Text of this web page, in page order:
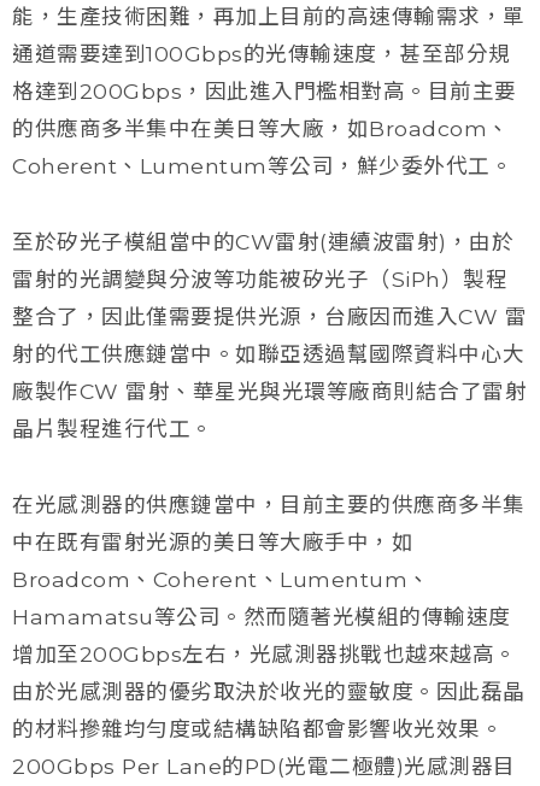
能，生產技術困難，再加上目前的高速傳輸需求，單
通道需要達到100Gbps的光傳輸速度，甚至部分規
格達到200Gbps，因此進入門檻相對高。目前主要
的供應商多半集中在美日等大廠，如Broadcom、
Coherent、Lumentum等公司，鮮少委外代工。
至於矽光子模組當中的CW雷射(連續波雷射)，由於
雷射的光調變與分波等功能被矽光子（SiPh）製程
整合了，因此僅需要提供光源，台廠因而進入CW 雷
射的代工供應鏈當中。如聯亞透過幫國際資料中心大
廠製作CW 雷射、華星光與光環等廠商則結合了雷射
晶片製程進行代工。
在光感測器的供應鏈當中，目前主要的供應商多半集
中在既有雷射光源的美日等大廠手中，如
Broadcom、Coherent、Lumentum、
Hamamatsu等公司。然而隨著光模組的傳輸速度
增加至200Gbps左右，光感測器挑戰也越來越高。
由於光感測器的優劣取決於收光的靈敏度。因此磊晶
的材料摻雜均勻度或結構缺陷都會影響收光效果。
200Gbps Per Lane的PD(光電二極體)光感測器目